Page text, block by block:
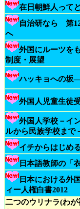
在日朝鮮人って
自治研なら 第
へ
外国にルーツを
制度・展望
ハッキョへの坂
外国人児童生徒
外国人学校－イ
ルから民族学校まで
イチからはじめ
日本語教師の「
日本における外
ィー人権白書2012
二つのウリナラ(わ